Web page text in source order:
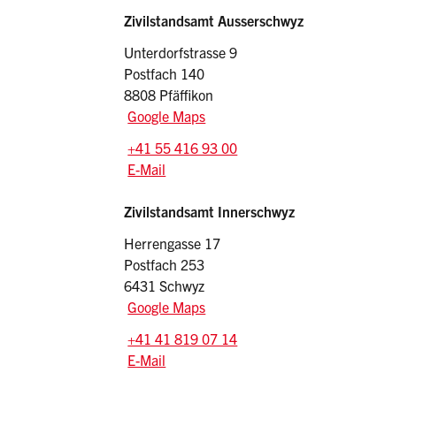
Sidebar
Adressen
Zivilstandsamt Ausserschwyz
Unterdorfstrasse 9
Postfach 140
8808 Pfäffikon
Google Maps
Tel.:
+41 55 416 93 00
E-Mail: zivilstandsamt
E-Mail
Zivilstandsamt Innerschwyz
Herrengasse 17
Postfach 253
6431 Schwyz
Google Maps
Tel.:
+41 41 819 07 14
E-Mail: zivilstandsamt
E-Mail